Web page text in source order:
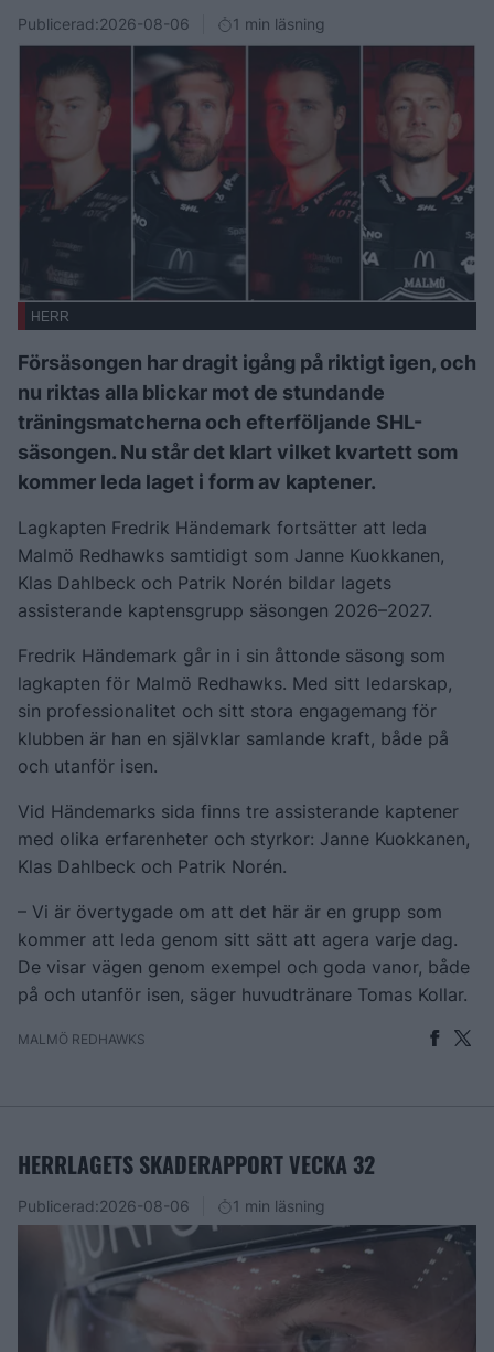
Publicerad:2026-08-06 1 min läsning
HERR
Försäsongen har dragit igång på riktigt igen, och
nu riktas alla blickar mot de stundande
träningsmatcherna och efterföljande SHL-
säsongen. Nu står det klart vilket kvartett som
kommer leda laget i form av kaptener.
Lagkapten Fredrik Händemark fortsätter att leda
Malmö Redhawks samtidigt som Janne Kuokkanen,
Klas Dahlbeck och Patrik Norén bildar lagets
assisterande kaptensgrupp säsongen 2026–2027.
Fredrik Händemark går in i sin åttonde säsong som
lagkapten för Malmö Redhawks. Med sitt ledarskap,
sin professionalitet och sitt stora engagemang för
klubben är han en självklar samlande kraft, både på
och utanför isen.
Vid Händemarks sida finns tre assisterande kaptener
med olika erfarenheter och styrkor: Janne Kuokkanen,
Klas Dahlbeck och Patrik Norén.
– Vi är övertygade om att det här är en grupp som
kommer att leda genom sitt sätt att agera varje dag.
De visar vägen genom exempel och goda vanor, både
på och utanför isen, säger huvudtränare Tomas Kollar.
MALMÖ REDHAWKS
HERRLAGETS SKADERAPPORT VECKA 32
Publicerad:2026-08-06 1 min läsning